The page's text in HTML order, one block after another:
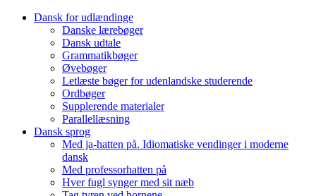
Dansk for udlændinge
Danske lærebøger
Dansk udtale
Grammatikbøger
Øvebøger
Letlæste bøger for udenlandske studerende
Ordbøger
Supplerende materialer
Parallellæsning
Dansk sprog
Med ja-hatten på. Idiomatiske vendinger i moderne
dansk
Med professorhatten på
Hver fugl synger med sit næb